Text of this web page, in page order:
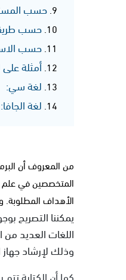
حسب
حسب
حسب
أمثلة
لغة سي:
لغة الجافا:
من المعروف أن
المتخصصين في علم
الأهداف
يمكننا التصريح
اللغات العديد
وذلك لإرشاد